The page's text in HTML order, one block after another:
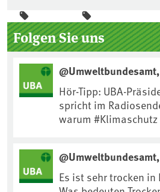
Seitenleiste
Folgen Sie uns
Hör-Tipp: UBA-
spricht im
warum #Klimaschutz die wichtigste
https://
Es ist sehr trocken